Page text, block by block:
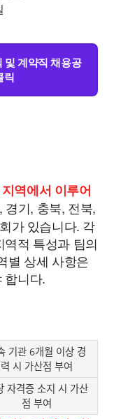
및 계약직 채용공
릭
역에서 이루어
경기, 충북, 전북,
가 있습니다. 각
적 특성과 팀의
별 상세 사항은
합니다.
기관 6개월 이상 경
력 시 가산점 부여
자격증 소지 시 가산
점 부여